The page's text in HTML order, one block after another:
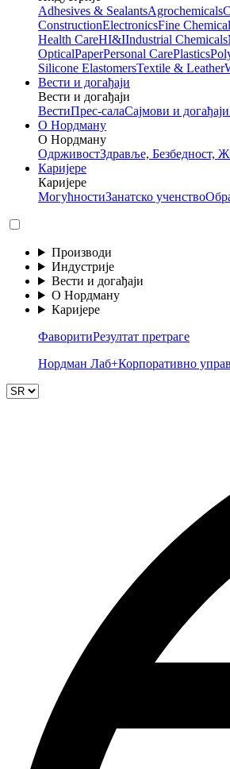
Adhesives & SealantsAgrochemicals
ConstructionElectronicsFine
Health CareHI&IIndustrial Chemicals
OpticalPaperPersonal CarePlastics
Silicone ElastomersTextile & Leather
Вести и догађаји
Вести и догађаји
ВестиПрес-салаСајмови и догађаји
О Нордману
О Нордману
ОдрживостЗдравље, Безбедност,
Каријере
Каријере
МогућностиЗанатско ученство
Производи
Индустрије
Вести и догађаји
О Нордману
Каријере
ФаворитиРезултат претраге
Нордман Лаб+Корпоративно